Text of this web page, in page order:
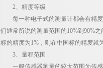
2、精度等级
每一种电子式的测量计都会有精度
们通常所说的测量范围的10%到90%
标的精度为1%，则在中国标的精度就为
3、量程范围
一般传感器测量的较大范围为传感